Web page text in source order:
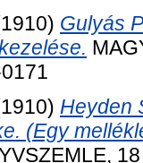
Gulyás
Heyden
(Egy